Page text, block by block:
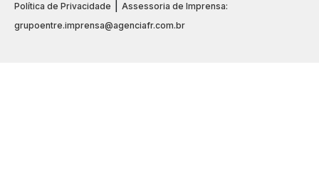
Política de Privacidade
Assessoria de Imprensa:
grupoentre.imprensa@agenciafr.com.br